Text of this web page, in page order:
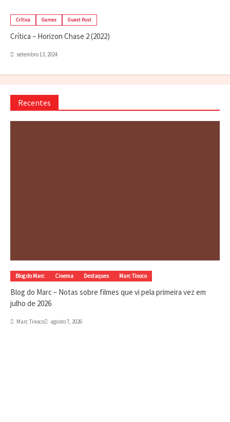
Crítica Games Guest Post
Crítica – Horizon Chase 2 (2022)
setembro 13, 2024
Recentes
Blog do Marc Cinema Destaques Marc Tinoco
Blog do Marc – Notas sobre filmes que vi pela primeira vez em
julho de 2026
Marc Tinoco agosto 7, 2026